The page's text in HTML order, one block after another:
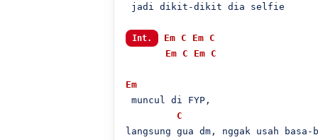
jadi dikit-dikit dia selfie
Int. Em C Em C
Em C Em C
Em
muncul di FYP,
C